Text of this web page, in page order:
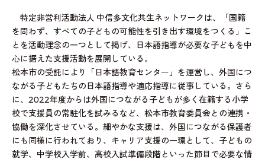
特定非営利活動法人 中信多文化共生ネットワークは、「国籍
を問わず、すべての子どもの可能性を引き出す環境をつくる」こ
とを活動理念の一つとして掲げ、日本語指導が必要な子どもを中
心に据えた支援活動を展開している。
松本市の受託により「日本語教育センター」を運営し、外国につ
ながる子どもたちの日本語指導や適応指導に従事している。さら
に、2022年度からは外国につながる子どもが多く在籍する小学
校で支援員の常駐化を試みるなど、松本市教育委員会との連携・
協働を深化させている。細やかな支援は、外国につながる保護者
にも同様に行われており、キャリア支援の一環として、子どもの
就学、中学校入学前、高校入試準備段階といった節目で必要な情